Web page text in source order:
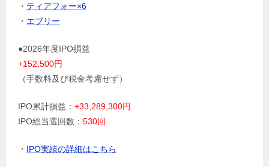
・ ティアフォー×6
・ エブリー
●2026年度IPO損益
+152,500円
（手数料及び税金考慮せず）
IPO累計損益： +33,289,300円
IPO総当選回数： 530回
・ IPO実績の詳細はこちら